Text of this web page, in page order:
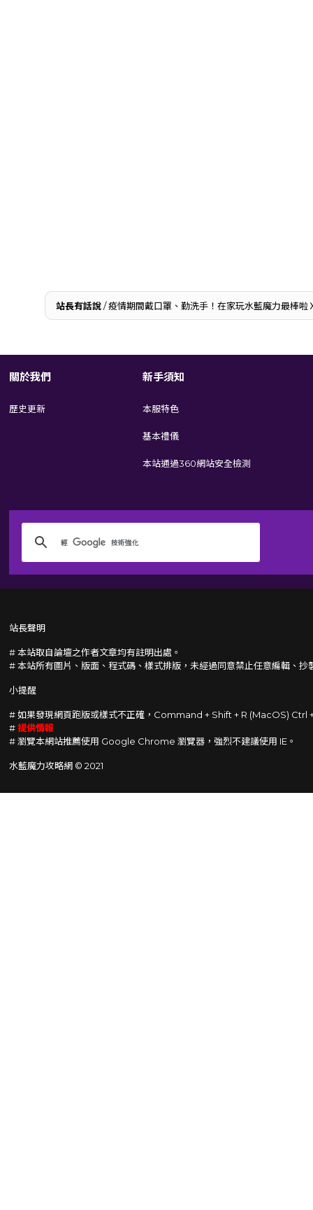
站長有話說/ 疫情期間戴口罩、勤洗手！在家玩水藍魔力最棒啦
關於我們 新手須知
歷史更新 本服特色
基本禮儀
本站通過360網站安全檢測
站長聲明
# 本站取自論壇之作者文章均有註明出處。
# 本站所有圖片、版面、程式碼、樣式排版，未經過同意禁止任意編輯、抄
小提醒
# 如果發現網頁跑版或樣式不正確，Command + Shift + R (MacOS)
#提供情報
# 瀏覽本網站推薦使用 Google Chrome 瀏覽器，強烈不建議使用 IE。
水藍魔力攻略網 © 2021